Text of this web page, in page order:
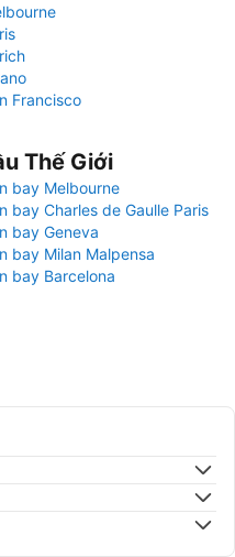
Francisco
Thế Giới
bay Melbourne
bay Charles de Gaulle Paris
bay Geneva
bay Milan Malpensa
bay Barcelona